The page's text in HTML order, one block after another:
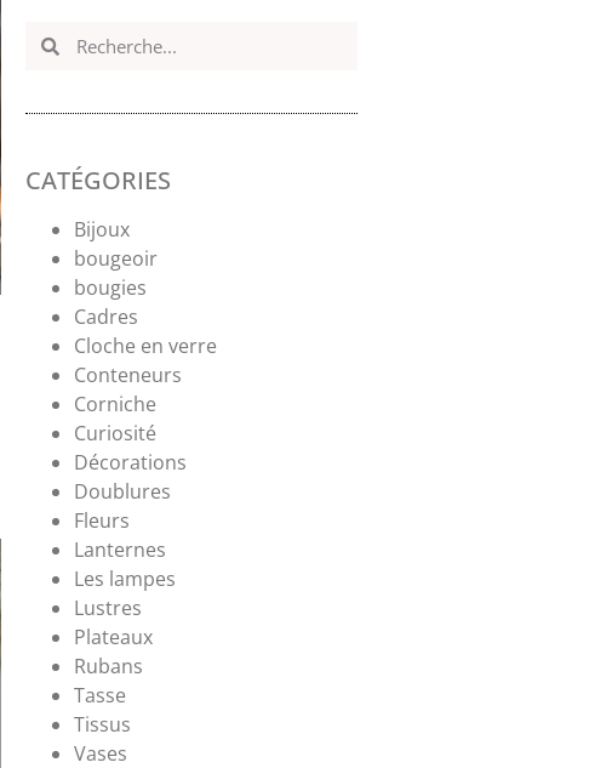
CATÉGORIES
Bijoux
bougeoir
bougies
Cadres
Cloche en verre
Conteneurs
Corniche
Curiosité
Décorations
Doublures
Fleurs
Lanternes
Les lampes
Lustres
Plateaux
Rubans
Tasse
Tissus
Vases